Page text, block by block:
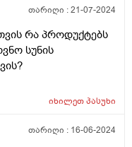
თარიღი :21-07-2024
რა პროდუქტებს
სუნის
იხილეთპასუხი
თარიღი : 16-06-2024